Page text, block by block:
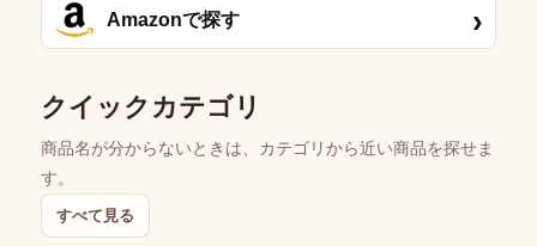
Amazonで探す ›
クイックカテゴリ
商品名が分からないときは、カテゴリから近い商品を探せま
す。
すべて見る